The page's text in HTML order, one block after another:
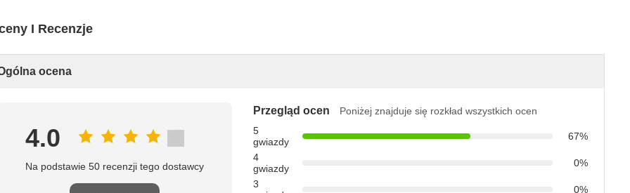
I Recenzje
ocena
4.0
Na podstawie 50 recenzji tego dostawcy
Przegląd ocen
Poniżej znajduje się rozkład wszystkich ocen
5
gwiazdy
67%
4
gwiazdy
0%
3
0%